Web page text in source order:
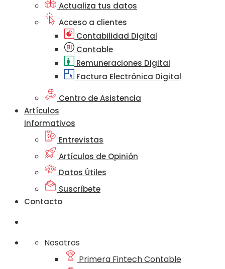
Actualiza tus datos
Acceso a clientes
Contabilidad Digital
Contable
Remuneraciones Digital
Factura Electrónica Digital
Centro de Asistencia
Artículos
Informativos
Entrevistas
Artículos de Opinión
Datos Útiles
Suscríbete
Contacto
Nosotros
Primera Fintech Contable